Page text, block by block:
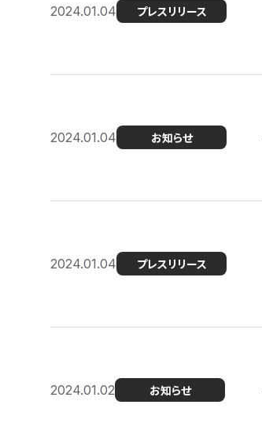
2024.01.04 プレスリリース
2024.01.04 お知らせ
2024.01.04 プレスリリース
2024.01.02 お知らせ